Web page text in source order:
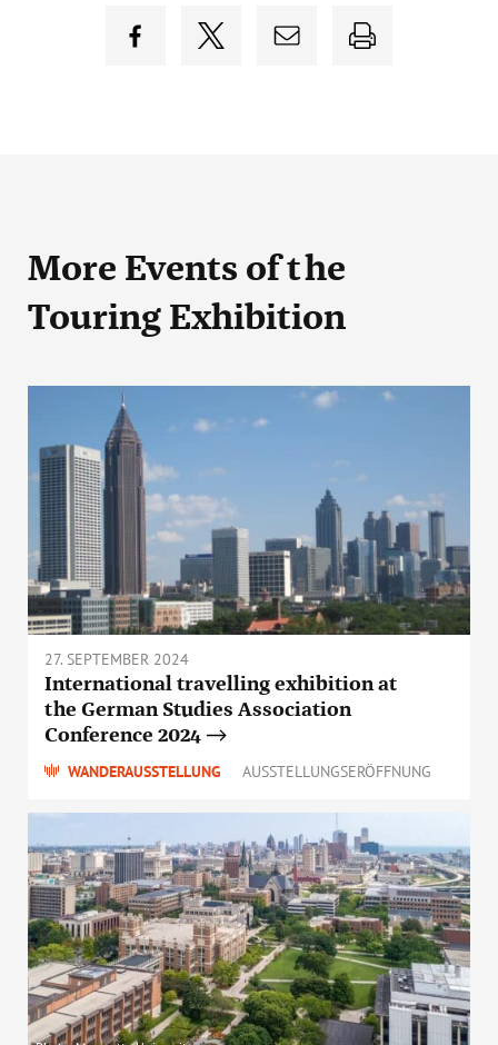
More Events of the
Touring Exhibition
27. SEPTEMBER 2024
International travelling exhibition at
the German Studies Association
Conference 2024
WANDERAUSSTELLUNG AUSSTELLUNGSERÖFFNUNG